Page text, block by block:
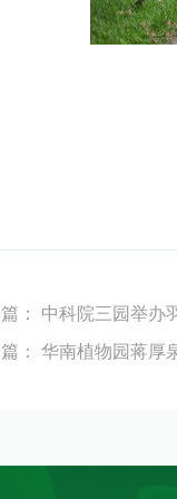
：
中科院三园举办
：
华南植物园蒋厚